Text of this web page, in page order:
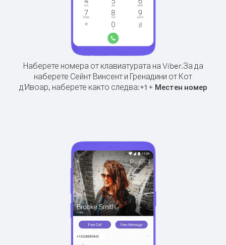
Наберете номера от клавиатурата на Viber.За да
наберете Сейнт Винсент и Гренадини от Кот
д'Ивоар, наберете както следва:+1+ Местен номер